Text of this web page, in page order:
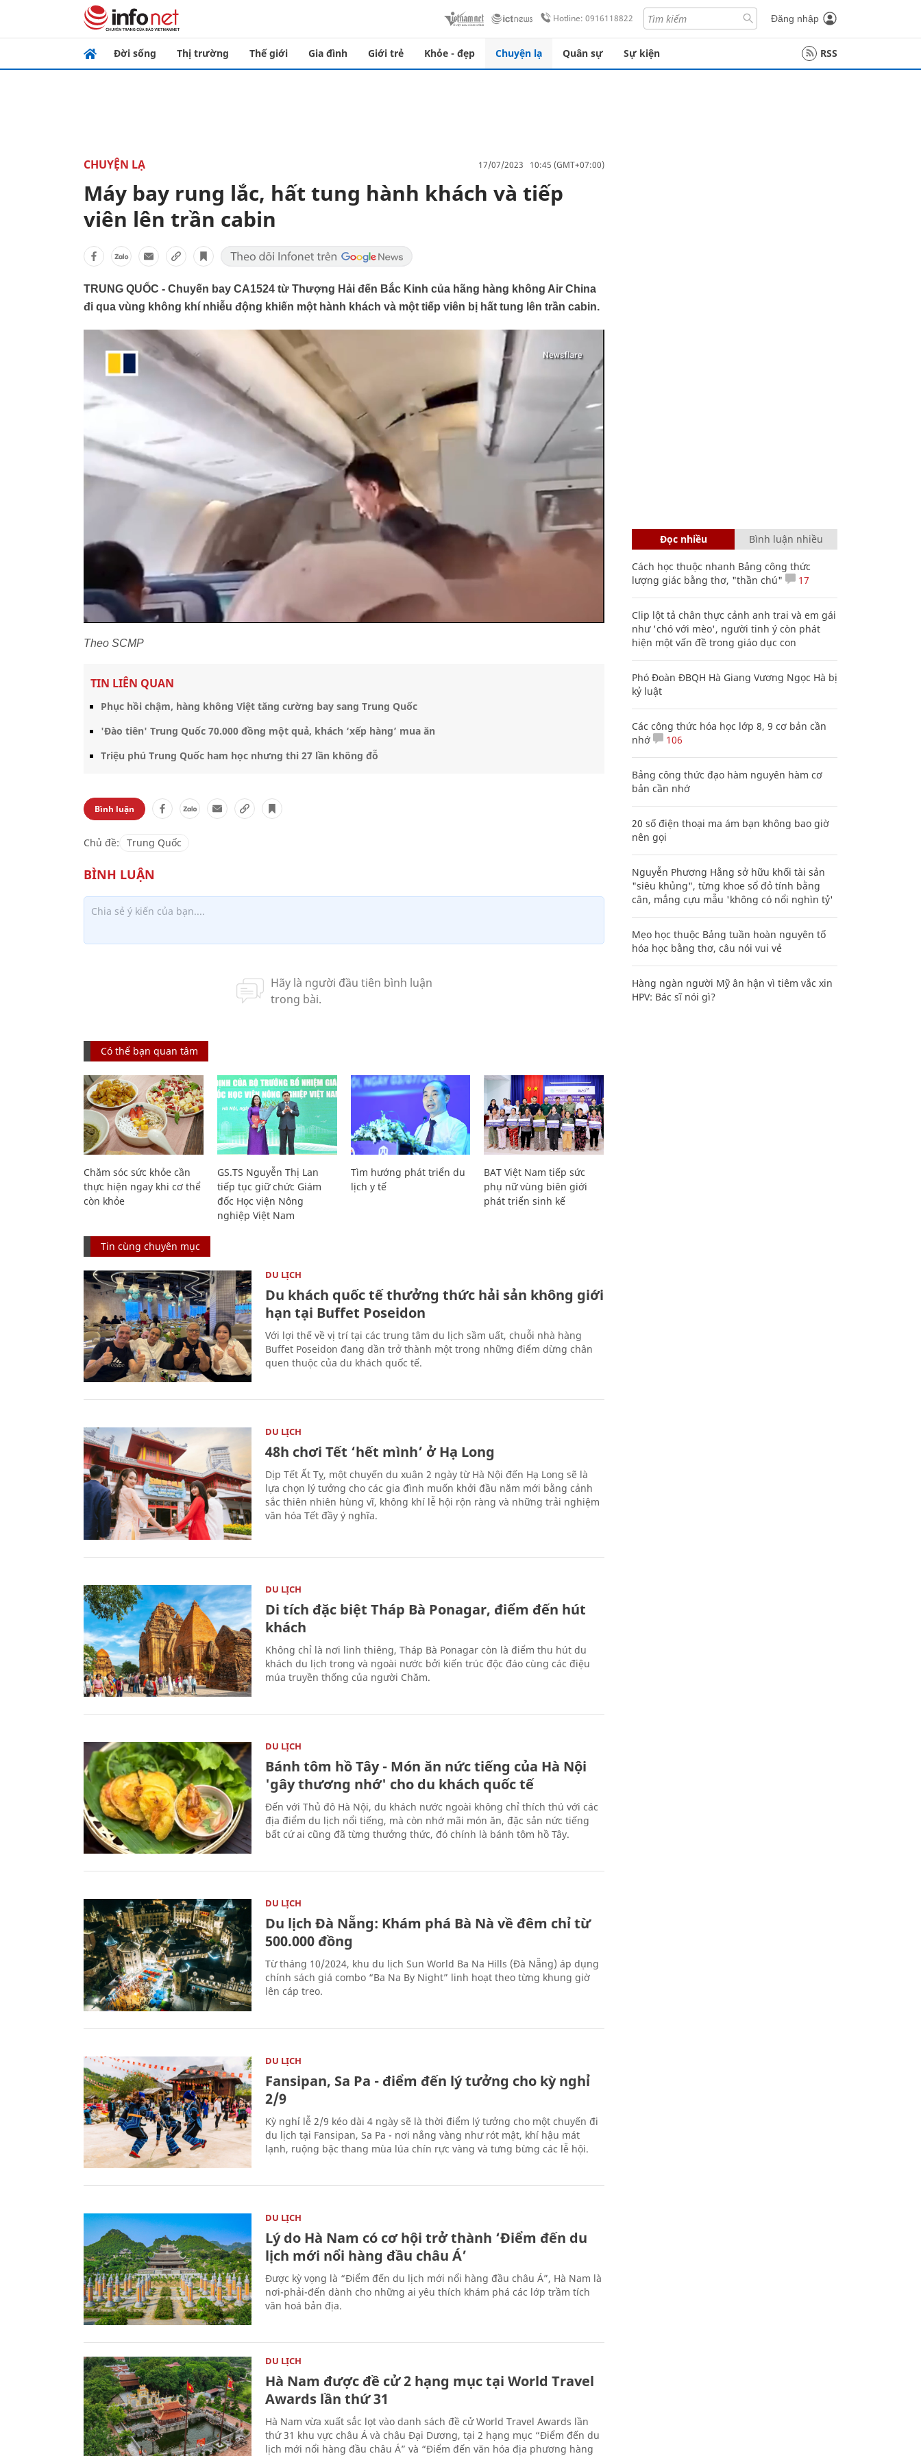
Hotline: 0916118822 Đăng nhập
Đời sống Thị trường Thế giới Gia đình Giới trẻ Khỏe - đẹp Chuyện lạ Quân sự Sự kiện RSS
CHUYỆN LẠ 17/07/2023 10:45 (GMT+07:00)
Máy bay rung lắc, hất tung hành khách và tiếp
viên lên trần cabin
TRUNG QUỐC - Chuyến bay CA1524 từ Thượng Hải đến Bắc Kinh của hãng hàng không Air China
đi qua vùng không khí nhiễu động khiến một hành khách và một tiếp viên bị hất tung lên trần cabin.
Theo SCMP
TIN LIÊN QUAN
Phục hồi chậm, hàng không Việt tăng cường bay sang Trung Quốc
'Đào tiên' Trung Quốc 70.000 đồng một quả, khách ‘xếp hàng’ mua ăn
Triệu phú Trung Quốc ham học nhưng thi 27 lần không đỗ
Bình luận
Chủ đề: Trung Quốc
Có thể bạn quan tâm
Chăm sóc sức khỏe cần
thực hiện ngay khi cơ thể
còn khỏe
GS.TS Nguyễn Thị Lan
tiếp tục giữ chức Giám
đốc Học viện Nông
nghiệp Việt Nam
Tìm hướng phát triển du
lịch y tế
BAT Việt Nam tiếp sức
phụ nữ vùng biên giới
phát triển sinh kế
Tin cùng chuyên mục
DU LỊCH
Du khách quốc tế thưởng thức hải sản không giới
hạn tại Buffet Poseidon
Với lợi thế về vị trí tại các trung tâm du lịch sầm uất, chuỗi nhà hàng
Buffet Poseidon đang dần trở thành một trong những điểm dừng chân
quen thuộc của du khách quốc tế.
DU LỊCH
48h chơi Tết ‘hết mình’ ở Hạ Long
Dịp Tết Ất Tỵ, một chuyến du xuân 2 ngày từ Hà Nội đến Hạ Long sẽ là
lựa chọn lý tưởng cho các gia đình muốn khởi đầu năm mới bằng cảnh
sắc thiên nhiên hùng vĩ, không khí lễ hội rộn ràng và những trải nghiệm
văn hóa Tết đầy ý nghĩa.
DU LỊCH
Di tích đặc biệt Tháp Bà Ponagar, điểm đến hút
khách
Không chỉ là nơi linh thiêng, Tháp Bà Ponagar còn là điểm thu hút du
khách du lịch trong và ngoài nước bởi kiến trúc độc đáo cùng các điệu
múa truyền thống của người Chăm.
DU LỊCH
Bánh tôm hồ Tây - Món ăn nức tiếng của Hà Nội
'gây thương nhớ' cho du khách quốc tế
Đến với Thủ đô Hà Nội, du khách nước ngoài không chỉ thích thú với các
địa điểm du lịch nổi tiếng, mà còn nhớ mãi món ăn, đặc sản nức tiếng
bất cứ ai cũng đã từng thưởng thức, đó chính là bánh tôm hồ Tây.
DU LỊCH
Du lịch Đà Nẵng: Khám phá Bà Nà về đêm chỉ từ
500.000 đồng
Từ tháng 10/2024, khu du lịch Sun World Ba Na Hills (Đà Nẵng) áp dụng
chính sách giá combo “Ba Na By Night” linh hoạt theo từng khung giờ
lên cáp treo.
DU LỊCH
Fansipan, Sa Pa - điểm đến lý tưởng cho kỳ nghỉ
2/9
Kỳ nghỉ lễ 2/9 kéo dài 4 ngày sẽ là thời điểm lý tưởng cho một chuyến đi
du lịch tại Fansipan, Sa Pa - nơi nắng vàng như rót mật, khí hậu mát
lạnh, ruộng bậc thang mùa lúa chín rực vàng và tưng bừng các lễ hội.
DU LỊCH
Lý do Hà Nam có cơ hội trở thành ‘Điểm đến du
lịch mới nổi hàng đầu châu Á’
Được kỳ vọng là “Điểm đến du lịch mới nổi hàng đầu châu Á”, Hà Nam là
nơi-phải-đến dành cho những ai yêu thích khám phá các lớp trầm tích
văn hoá bản địa.
DU LỊCH
Hà Nam được đề cử 2 hạng mục tại World Travel
Awards lần thứ 31
Hà Nam vừa xuất sắc lọt vào danh sách đề cử World Travel Awards lần
thứ 31 khu vực châu Á và châu Đại Dương, tại 2 hạng mục “Điểm đến du
lịch mới nổi hàng đầu châu Á” và “Điểm đến văn hóa địa phương hàng
Đọc nhiều Bình luận nhiều
Cách học thuộc nhanh Bảng công thức
lượng giác bằng thơ, "thần chú"
17
Clip lột tả chân thực cảnh anh trai và em gái
như 'chó với mèo', người tinh ý còn phát
hiện một vấn đề trong giáo dục con
Phó Đoàn ĐBQH Hà Giang Vương Ngọc Hà bị
kỷ luật
Các công thức hóa học lớp 8, 9 cơ bản cần
nhớ
106
Bảng công thức đạo hàm nguyên hàm cơ
bản cần nhớ
20 số điện thoại ma ám bạn không bao giờ
nên gọi
Nguyễn Phương Hằng sở hữu khối tài sản
"siêu khủng", từng khoe sổ đỏ tính bằng
cân, mắng cựu mẫu 'không có nổi nghìn tỷ'
Mẹo học thuộc Bảng tuần hoàn nguyên tố
hóa học bằng thơ, câu nói vui vẻ
Hàng ngàn người Mỹ ân hận vì tiêm vắc xin
HPV: Bác sĩ nói gì?